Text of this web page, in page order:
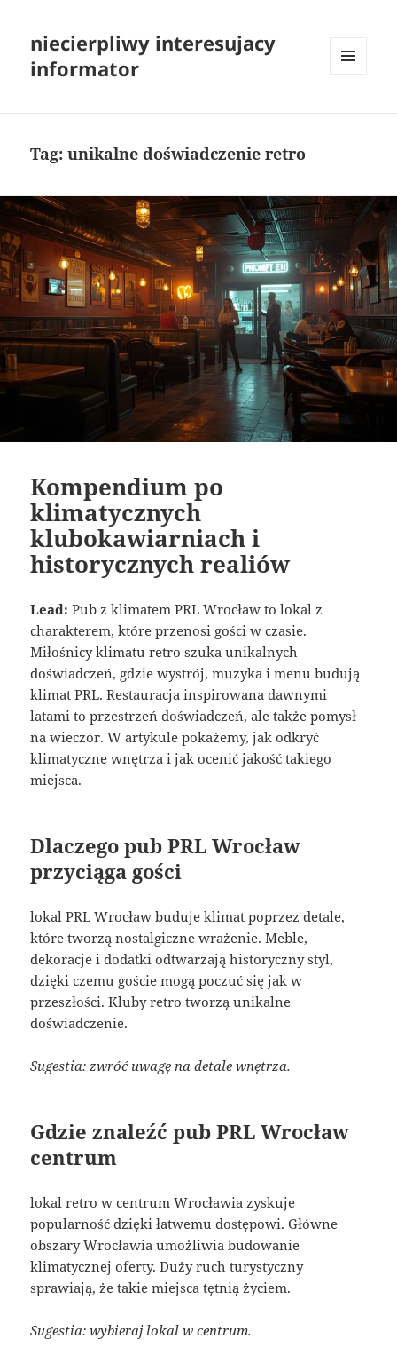
niecierpliwy interesujacy
informator
Tag:unikalne doświadczenie retro
Kompendium po
klimatycznych
klubokawiarniach i
historycznych realiów
Lead: Pub z klimatem PRL Wrocław to lokal z
charakterem, które przenosi gości w czasie.
Miłośnicy klimatu retro szuka unikalnych
doświadczeń, gdzie wystrój, muzyka i menu budują
klimat PRL. Restauracja inspirowana dawnymi
latami to przestrzeń doświadczeń, ale także pomysł
na wieczór. W artykule pokażemy, jak odkryć
klimatyczne wnętrza i jak ocenić jakość takiego
miejsca.
Dlaczego pub PRL Wrocław
przyciąga gości
lokal PRL Wrocław buduje klimat poprzez detale,
które tworzą nostalgiczne wrażenie. Meble,
dekoracje i dodatki odtwarzają historyczny styl,
dzięki czemu goście mogą poczuć się jak w
przeszłości. Kluby retro tworzą unikalne
doświadczenie.
Sugestia: zwróć uwagę na detale wnętrza.
Gdzie znaleźć pub PRL Wrocław
centrum
lokal retro w centrum Wrocławia zyskuje
popularność dzięki łatwemu dostępowi. Główne
obszary Wrocławia umożliwia budowanie
klimatycznej oferty. Duży ruch turystyczny
sprawiają, że takie miejsca tętnią życiem.
Sugestia: wybieraj lokal w centrum.